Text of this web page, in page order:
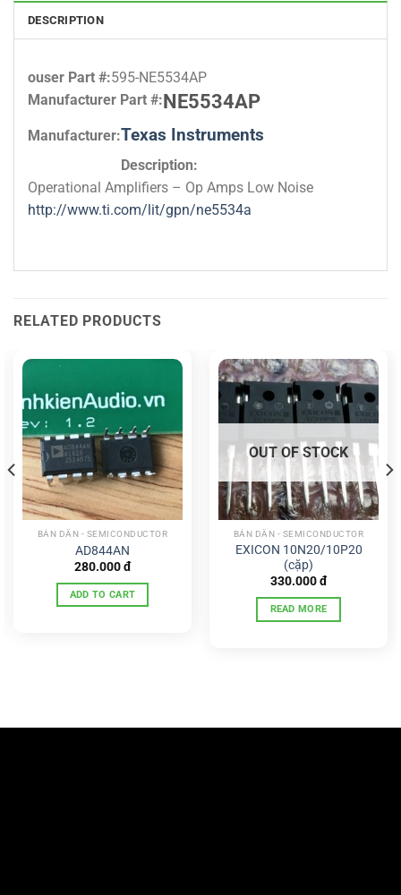
DESCRIPTION
ouser Part #:595-NE5534AP
Manufacturer Part #:NE5534AP
Manufacturer:Texas Instruments
Description:
Operational Amplifiers – Op Amps Low Noise
http://www.ti.com/lit/gpn/ne5534a
RELATED PRODUCTS
BÁN DẪN - SEMICONDUCTOR
AD844AN
280.000đ
ADD TO CART
OUT OF STOCK
BÁN DẪN - SEMICONDUCTOR
EXICON 10N20/10P20
(cặp)
330.000đ
READ MORE